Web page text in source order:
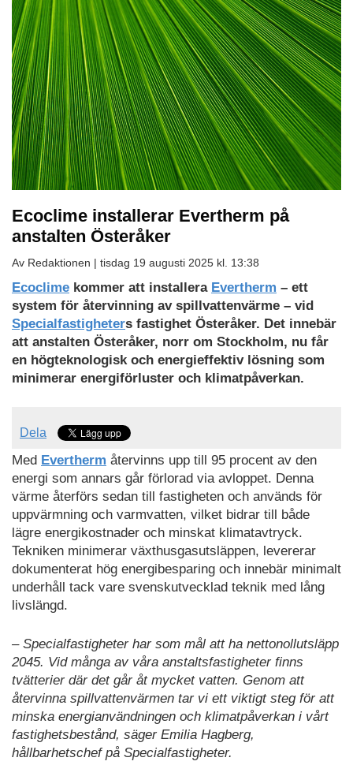
Ecoclime installerar Evertherm på
anstalten Österåker
Av Redaktionen | tisdag 19 augusti 2025 kl. 13:38
Ecoclime kommer att installera Evertherm – ett
system för återvinning av spillvattenvärme – vid
Specialfastigheters fastighet Österåker. Det innebär
att anstalten Österåker, norr om Stockholm, nu får
en högteknologisk och energieffektiv lösning som
minimerar energiförluster och klimatpåverkan.
Dela
Med Evertherm återvinns upp till 95 procent av den
energi som annars går förlorad via avloppet. Denna
värme återförs sedan till fastigheten och används för
uppvärmning och varmvatten, vilket bidrar till både
lägre energikostnader och minskat klimatavtryck.
Tekniken minimerar växthusgasutsläppen, levererar
dokumenterat hög energibesparing och innebär minimalt
underhåll tack vare svenskutvecklad teknik med lång
livslängd.
– Specialfastigheter har som mål att ha nettonollutsläpp
2045. Vid många av våra anstaltsfastigheter finns
tvätterier där det går åt mycket vatten. Genom att
återvinna spillvattenvärmen tar vi ett viktigt steg för att
minska energianvändningen och klimatpåverkan i vårt
fastighetsbestånd, säger Emilia Hagberg,
hållbarhetschef på Specialfastigheter.